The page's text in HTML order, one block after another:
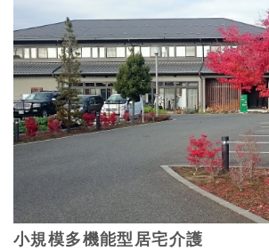
小規模多機能型居宅介護